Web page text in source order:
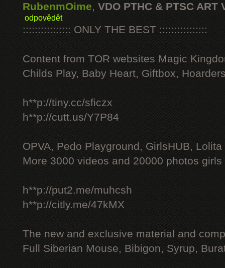
RubenmOime, VDO PTHC & PTSC ART
odpovědět
:::::::::::::::: ONLY THE BEST ::::::::::::::::
Content from TOR websites Magic
Childs Play, Baby Heart, Giftbox,
h**p://tiny.cc/sficzx
h**p://cutt.us/Y7P84
OPVA, Pedo Playground, GirlsHUB, Lolita
More 3000 videos and 20000 photos
h**p://put2.me/muhcsh
h**p://citly.me/47kMX
The new and exclusive material and
Full Siberian Mouse, Bibigon, Syrup,